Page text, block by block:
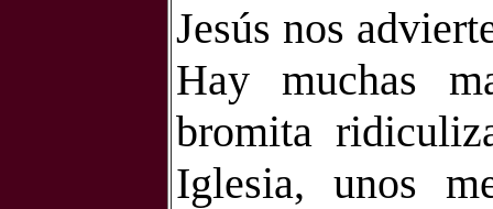
Jesús nos
Hay muchas
bromita
Iglesia, unos